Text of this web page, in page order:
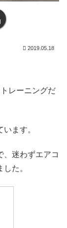
2019.05.18
レーニングだ
ます。
、迷わずエアコ
た。